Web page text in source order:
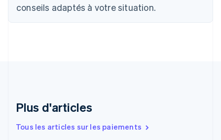
conseils adaptés à votre situation.
Plus d'articles
Tous les articles sur les paiements
English Français
Chine continentale
English
Espagne